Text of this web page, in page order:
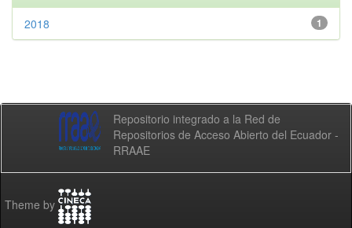
1
2018
Repositorio integrado a la Red de
Repositorios de Acceso Abierto del Ecuador -
RRAAE
Theme by